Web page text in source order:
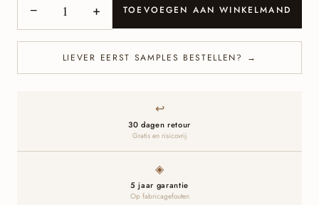
− + TOEVOEGEN AAN WINKELMAND
LIEVER EERST SAMPLES BESTELLEN? →
↩
30 dagen retour
Gratis en risicovrij
◈
5 jaar garantie
Op fabricagefouten